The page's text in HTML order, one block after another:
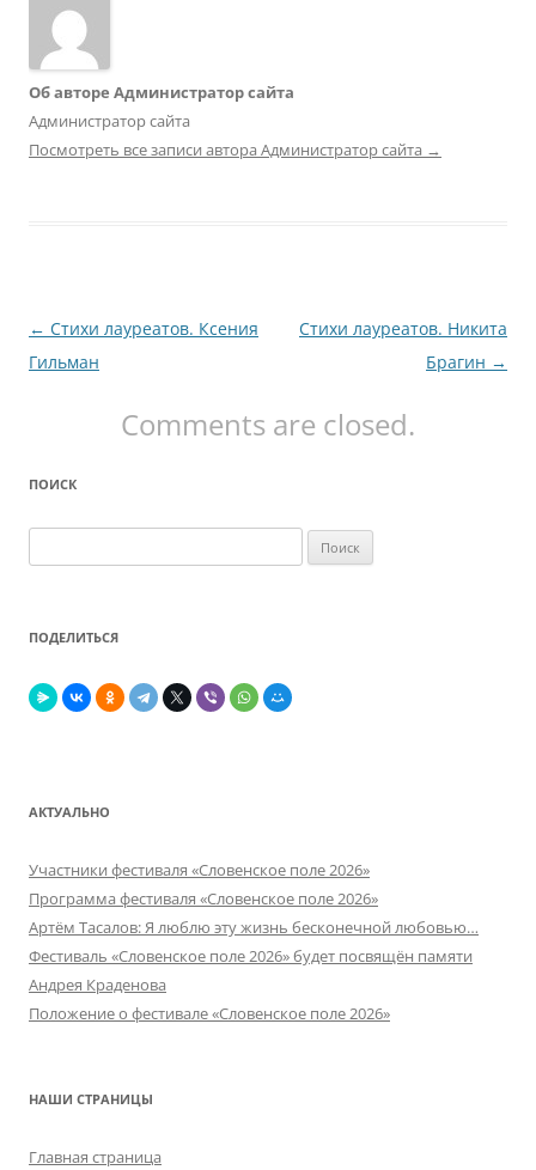
Об авторе Администратор сайта
Администратор сайта
Посмотреть все записи автора Администратор сайта →
Навигация
по
← Стихи лауреатов. Ксения
Гильман
Стихи лауреатов. Никита
Брагин →
Comments are closed.
ПОИСК
ПОДЕЛИТЬСЯ
АКТУАЛЬНО
Участники фестиваля «Словенское поле 2026»
Программа фестиваля «Словенское поле 2026»
Артём Тасалов: Я люблю эту жизнь бесконечной любовью…
Фестиваль «Словенское поле 2026» будет посвящён памяти
Андрея Краденова
Положение о фестивале «Словенское поле 2026»
НАШИ СТРАНИЦЫ
Главная страница